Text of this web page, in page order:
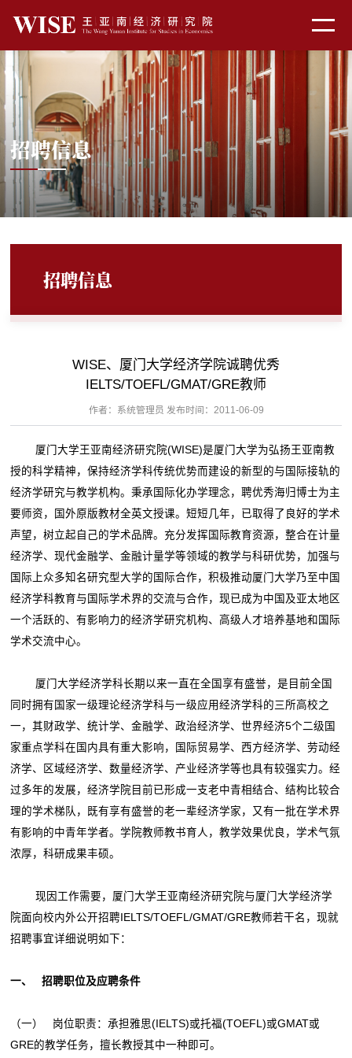
招聘信息
招聘信息
WISE、厦门大学经济学院诚聘优秀
IELTS/TOEFL/GMAT/GRE教师
作者：系统管理员 发布时间：2011-06-09
厦门大学王亚南经济研究院(WISE)是厦门大学为弘扬王亚南教
授的科学精神，保持经济学科传统优势而建设的新型的与国际接轨的
经济学研究与教学机构。秉承国际化办学理念，聘优秀海归博士为主
要师资，国外原版教材全英文授课。短短几年，已取得了良好的学术
声望，树立起自己的学术品牌。充分发挥国际教育资源，整合在计量
经济学、现代金融学、金融计量学等领域的教学与科研优势，加强与
国际上众多知名研究型大学的国际合作，积极推动厦门大学乃至中国
经济学科教育与国际学术界的交流与合作，现已成为中国及亚太地区
一个活跃的、有影响力的经济学研究机构、高级人才培养基地和国际
学术交流中心。
厦门大学经济学科长期以来一直在全国享有盛誉，是目前全国
同时拥有国家一级理论经济学科与一级应用经济学科的三所高校之
一，其财政学、统计学、金融学、政治经济学、世界经济5个二级国
家重点学科在国内具有重大影响，国际贸易学、西方经济学、劳动经
济学、区域经济学、数量经济学、产业经济学等也具有较强实力。经
过多年的发展，经济学院目前已形成一支老中青相结合、结构比较合
理的学术梯队，既有享有盛誉的老一辈经济学家，又有一批在学术界
有影响的中青年学者。学院教师教书育人，教学效果优良，学术气氛
浓厚，科研成果丰硕。
现因工作需要，厦门大学王亚南经济研究院与厦门大学经济学
院面向校内外公开招聘IELTS/TOEFL/GMAT/GRE教师若干名，现就
招聘事宜详细说明如下：
一、 招聘职位及应聘条件
（一） 岗位职责：承担雅思(IELTS)或托福(TOEFL)或GMAT或
GRE的教学任务，擅长教授其中一种即可。